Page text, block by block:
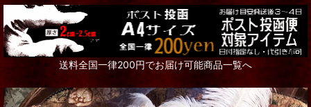
送料全国一律200円でお届け可能商品一覧へ